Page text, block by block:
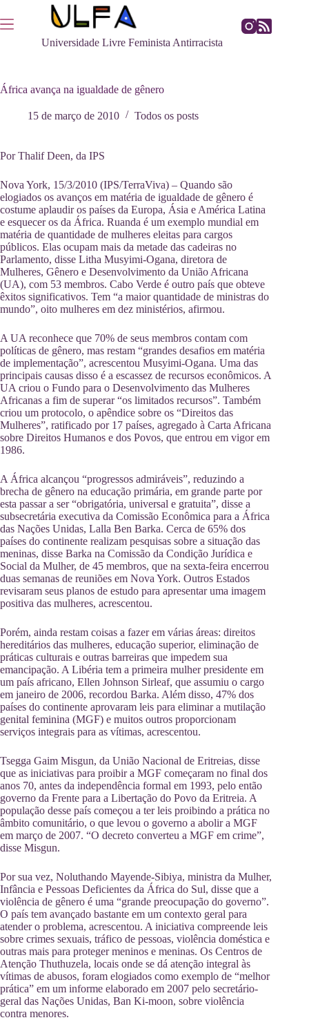
para
o
Universidade Livre Feminista Antirracista
África avança na igualdade de gênero
15 de março de 2010 Todos os posts
Por Thalif Deen, da IPS
Nova York, 15/3/2010 (IPS/TerraViva) – Quando são
elogiados os avanços em matéria de igualdade de gênero é
costume aplaudir os países da Europa, Ásia e América Latina
e esquecer os da África. Ruanda é um exemplo mundial em
matéria de quantidade de mulheres eleitas para cargos
públicos. Elas ocupam mais da metade das cadeiras no
Parlamento, disse Litha Musyimi-Ogana, diretora de
Mulheres, Gênero e Desenvolvimento da União Africana
(UA), com 53 membros. Cabo Verde é outro país que obteve
êxitos significativos. Tem “a maior quantidade de ministras do
mundo”, oito mulheres em dez ministérios, afirmou.
A UA reconhece que 70% de seus membros contam com
políticas de gênero, mas restam “grandes desafios em matéria
de implementação”, acrescentou Musyimi-Ogana. Uma das
principais causas disso é a escassez de recursos econômicos. A
UA criou o Fundo para o Desenvolvimento das Mulheres
Africanas a fim de superar “os limitados recursos”. Também
criou um protocolo, o apêndice sobre os “Direitos das
Mulheres”, ratificado por 17 países, agregado à Carta Africana
sobre Direitos Humanos e dos Povos, que entrou em vigor em
1986.
A África alcançou “progressos admiráveis”, reduzindo a
brecha de gênero na educação primária, em grande parte por
esta passar a ser “obrigatória, universal e gratuita”, disse a
subsecretária executiva da Comissão Econômica para a África
das Nações Unidas, Lalla Ben Barka. Cerca de 65% dos
países do continente realizam pesquisas sobre a situação das
meninas, disse Barka na Comissão da Condição Jurídica e
Social da Mulher, de 45 membros, que na sexta-feira encerrou
duas semanas de reuniões em Nova York. Outros Estados
revisaram seus planos de estudo para apresentar uma imagem
positiva das mulheres, acrescentou.
Porém, ainda restam coisas a fazer em várias áreas: direitos
hereditários das mulheres, educação superior, eliminação de
práticas culturais e outras barreiras que impedem sua
emancipação. A Libéria tem a primeira mulher presidente em
um país africano, Ellen Johnson Sirleaf, que assumiu o cargo
em janeiro de 2006, recordou Barka. Além disso, 47% dos
países do continente aprovaram leis para eliminar a mutilação
genital feminina (MGF) e muitos outros proporcionam
serviços integrais para as vítimas, acrescentou.
Tsegga Gaim Misgun, da União Nacional de Eritreias, disse
que as iniciativas para proibir a MGF começaram no final dos
anos 70, antes da independência formal em 1993, pelo então
governo da Frente para a Libertação do Povo da Eritreia. A
população desse país começou a ter leis proibindo a prática no
âmbito comunitário, o que levou o governo a abolir a MGF
em março de 2007. “O decreto converteu a MGF em crime”,
disse Misgun.
Por sua vez, Noluthando Mayende-Sibiya, ministra da Mulher,
Infância e Pessoas Deficientes da África do Sul, disse que a
violência de gênero é uma “grande preocupação do governo”.
O país tem avançado bastante em um contexto geral para
atender o problema, acrescentou. A iniciativa compreende leis
sobre crimes sexuais, tráfico de pessoas, violência doméstica e
outras mais para proteger meninos e meninas. Os Centros de
Atenção Thuthuzela, locais onde se dá atenção integral às
vítimas de abusos, foram elogiados como exemplo de “melhor
prática” em um informe elaborado em 2007 pelo secretário-
geral das Nações Unidas, Ban Ki-moon, sobre violência
contra menores.